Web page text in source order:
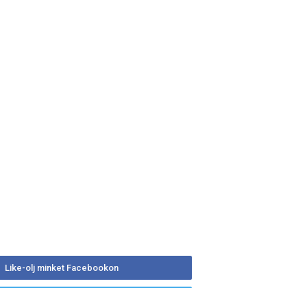
Like-olj minket Facebookon